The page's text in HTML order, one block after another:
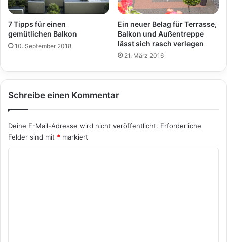
7 Tipps für einen
gemütlichen Balkon
10. September 2018
Ein neuer Belag für Terrasse,
Balkon und Außentreppe
lässt sich rasch verlegen
21. März 2016
Schreibe einen Kommentar
Deine E-Mail-Adresse wird nicht veröffentlicht. Erforderliche
Felder sind mit * markiert